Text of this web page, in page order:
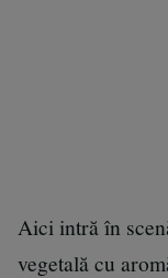
Aici intră în
vegetală cu